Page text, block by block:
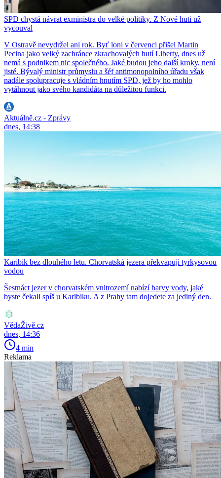
SPD chystá návrat exministra do velké politiky. Z Nové huti už
vycouval
V Ostravě nevydržel ani rok. Byť loni v červenci přišel Martin
Pecina jako velký zachránce zkrachovalých hutí Liberty, dnes už
nemá s podnikem nic společného. Jaké budou jeho další kroky, není
jisté. Bývalý ministr průmyslu a šéf antimonopolního úřadu však
nadále spolupracuje s vládním hnutím SPD, jež by ho mohlo
vytáhnout jako svého kandidáta na důležitou funkci.
Aktuálně.cz - Zprávy
dnes, 14:38
Karibik bez dlouhého letu. Chorvatská jezera překvapují tyrkysovou
vodou
Šestnáct jezer v chorvatském vnitrozemí nabízí barvy vody, jaké
byste čekali spíš u Karibiku. A z Prahy tam dojedete za jediný den.
VědaŽivě.cz
dnes, 14:36
4 min
Reklama